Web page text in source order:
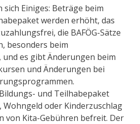
sich Einiges: Beträge beim
werden erhöht, das
die BAFÖG-Sätze
besonders beim
es gibt Änderungen beim
und Änderungen bei
und Teilhabepaket
Wohngeld oder Kinderzuschlag
von Kita-Gebühren befreit. Der